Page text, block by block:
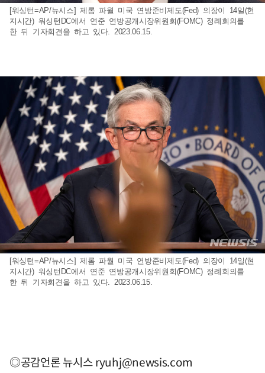
[워싱턴=AP/뉴시스] 제롬 파월 미국 연방준비제도(Fed) 의장이 14일(현
지시간) 워싱턴DC에서 연준 연방공개시장위원회(FOMC) 정례회의를
한 뒤 기자회견을 하고 있다. 2023.06.15.
[워싱턴=AP/뉴시스] 제롬 파월 미국 연방준비제도(Fed) 의장이 14일(현
지시간) 워싱턴DC에서 연준 연방공개시장위원회(FOMC) 정례회의를
한 뒤 기자회견을 하고 있다. 2023.06.15.
◎공감언론 뉴시스ryuhj@newsis.com